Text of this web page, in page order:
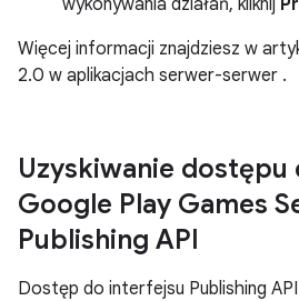
wykonywania działań, kliknij
Więcej informacji znajdziesz w
2.0 w aplikacjach serwer-serwer .
Uzyskiwanie dostępu
Google Play Games
Publishing API
Dostęp do interfejsu Publishing